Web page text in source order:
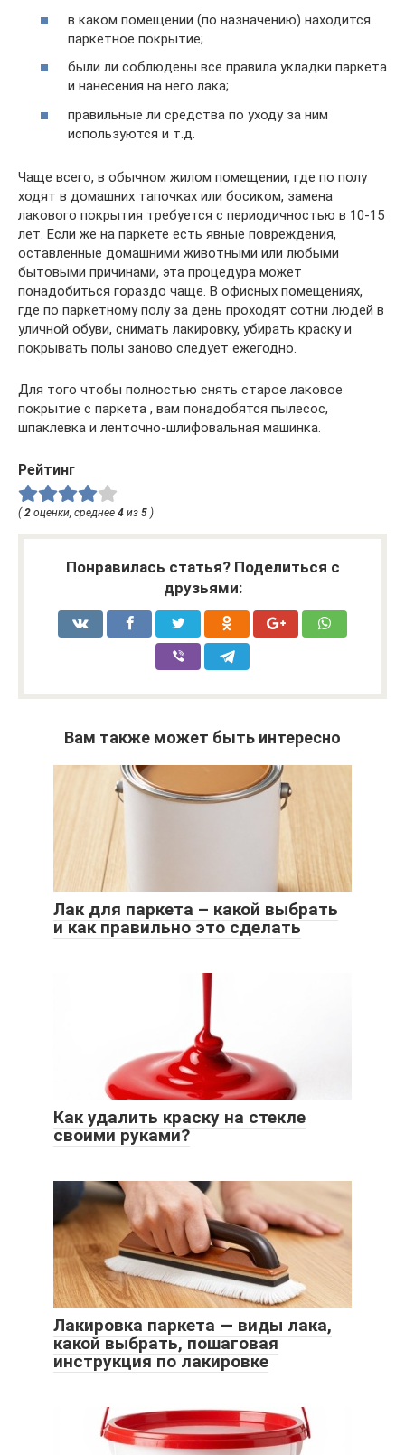
в каком помещении (по назначению) находится
паркетное покрытие;
были ли соблюдены все правила укладки паркета
и нанесения на него лака;
правильные ли средства по уходу за ним
используются и т.д.
Чаще всего, в обычном жилом помещении, где по полу
ходят в домашних тапочках или босиком, замена
лакового покрытия требуется с периодичностью в 10-15
лет. Если же на паркете есть явные повреждения,
оставленные домашними животными или любыми
бытовыми причинами, эта процедура может
понадобиться гораздо чаще. В офисных помещениях,
где по паркетному полу за день проходят сотни людей в
уличной обуви, снимать лакировку, убирать краску и
покрывать полы заново следует ежегодно.
Для того чтобы полностью снять старое лаковое
покрытие с паркета , вам понадобятся пылесос,
шпаклевка и ленточно-шлифовальная машинка.
Рейтинг
(2 оценки, среднее 4 из 5 )
Понравилась статья? Поделиться с
друзьями:
Вам также может быть интересно
Лак для паркета – какой выбрать
и как правильно это сделать
Как удалить краску на стекле
своими руками?
Лакировка паркета — виды лака,
какой выбрать, пошаговая
инструкция по лакировке